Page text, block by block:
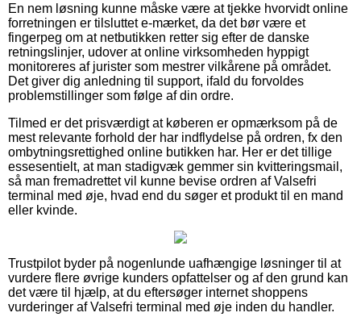
En nem løsning kunne måske være at tjekke hvorvidt online
forretningen er tilsluttet e-mærket, da det bør være et
fingerpeg om at netbutikken retter sig efter de danske
retningslinjer, udover at online virksomheden hyppigt
monitoreres af jurister som mestrer vilkårene på området.
Det giver dig anledning til support, ifald du forvoldes
problemstillinger som følge af din ordre.
Tilmed er det prisværdigt at køberen er opmærksom på de
mest relevante forhold der har indflydelse på ordren, fx den
ombytningsrettighed online butikken har. Her er det tillige
essesentielt, at man stadigvæk gemmer sin kvitteringsmail,
så man fremadrettet vil kunne bevise ordren af Valsefri
terminal med øje, hvad end du søger et produkt til en mand
eller kvinde.
Trustpilot byder på nogenlunde uafhængige løsninger til at
vurdere flere øvrige kunders opfattelser og af den grund kan
det være til hjælp, at du eftersøger internet shoppens
vurderinger af Valsefri terminal med øje inden du handler.